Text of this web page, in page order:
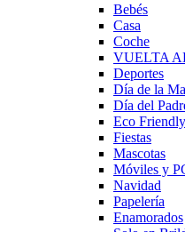
Bebés
Casa
Coche
VUELTA
Deportes
Día de la
Día del
Eco Friendly
Fiestas
Mascotas
Móviles y
Navidad
Papelería
Enamorados